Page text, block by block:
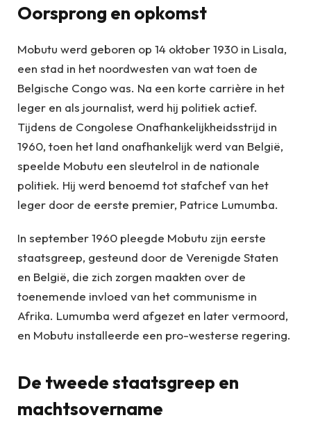
Oorsprong en opkomst
Mobutu werd geboren op 14 oktober 1930 in Lisala,
een stad in het noordwesten van wat toen de
Belgische Congo was. Na een korte carrière in het
leger en als journalist, werd hij politiek actief.
Tijdens de Congolese Onafhankelijkheidsstrijd in
1960, toen het land onafhankelijk werd van België,
speelde Mobutu een sleutelrol in de nationale
politiek. Hij werd benoemd tot stafchef van het
leger door de eerste premier, Patrice Lumumba.
In september 1960 pleegde Mobutu zijn eerste
staatsgreep, gesteund door de Verenigde Staten
en België, die zich zorgen maakten over de
toenemende invloed van het communisme in
Afrika. Lumumba werd afgezet en later vermoord,
en Mobutu installeerde een pro-westerse regering.
De tweede staatsgreep en
machtsovername